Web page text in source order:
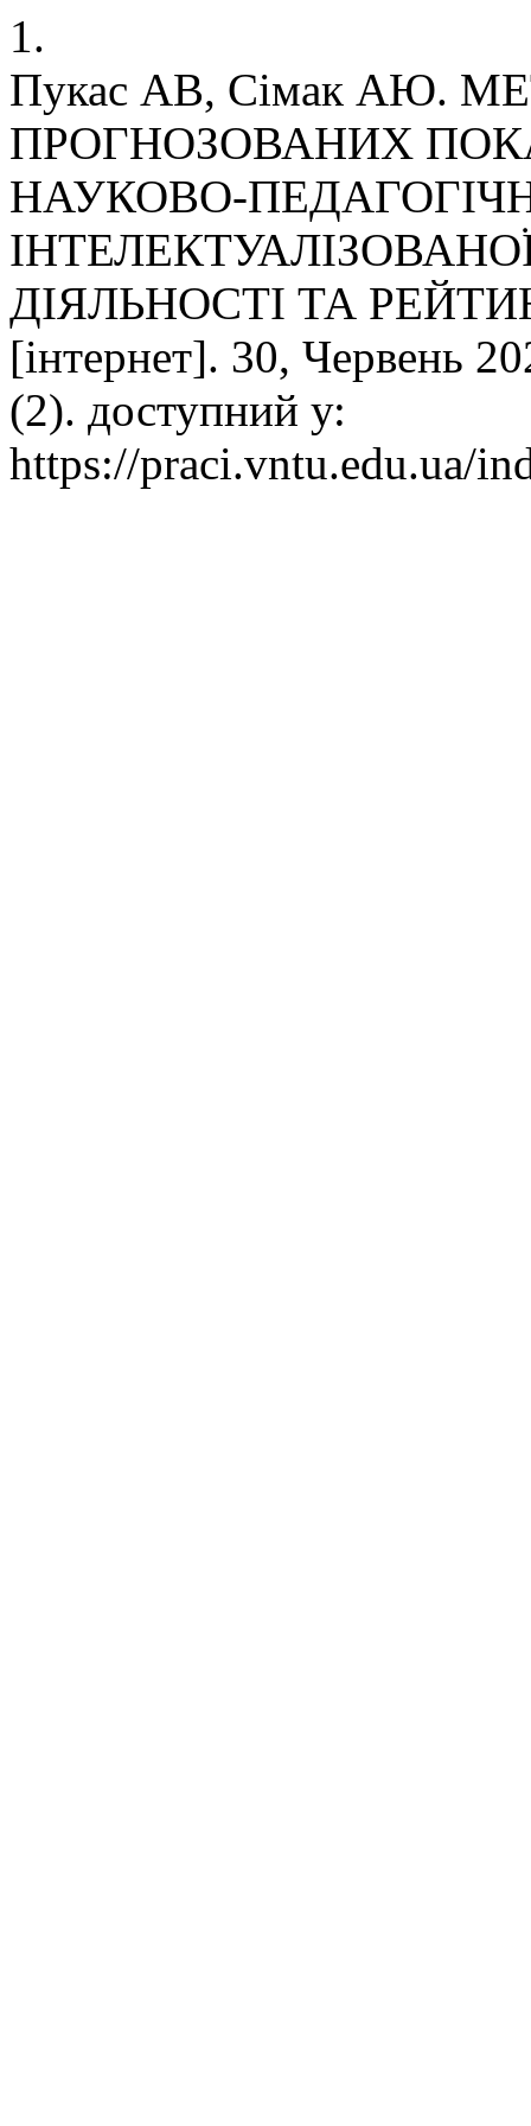
1.
Пукас АВ, Сімак АЮ.
ПРОГНОЗОВАНИХ
НАУКОВО-
ДІЯЛЬНОСТІ ТА
[інтернет]. 30, Червень
(2). доступний у:
https://praci.vntu.edu.ua/